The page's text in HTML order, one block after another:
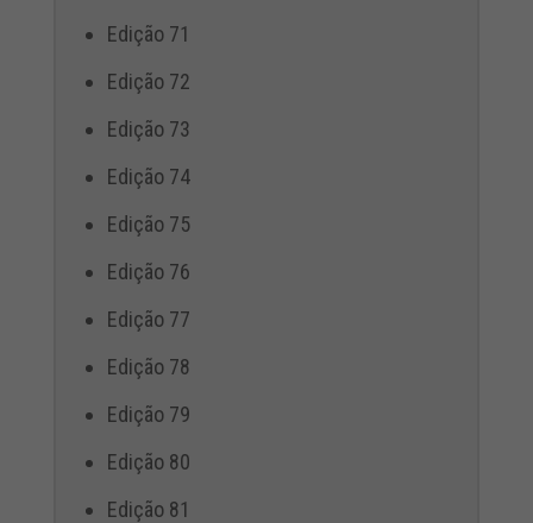
Edição 71
Edição 72
Edição 73
Edição 74
Edição 75
Edição 76
Edição 77
Edição 78
Edição 79
Edição 80
Edição 81